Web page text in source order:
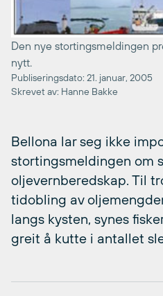
Den nye stortingsmeldingen
nytt.
Publiseringsdato: 21. januar, 2005
Skrevet av: Hanne Bakke
Bellona lar seg ikke
stortingsmeldingen om
oljevernberedskap. Til
tidobling av
langs kysten, synes
greit å kutte i antallet